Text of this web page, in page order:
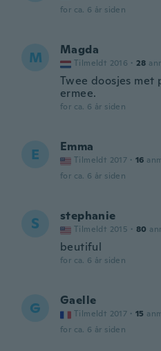
for ca. 6 år siden
M Magda
Tilmeldt 2016 · 28
Twee doosjes
ermee.
for ca. 6 år siden
E Emma
Tilmeldt 2017 · 16
for ca. 6 år siden
S stephanie
Tilmeldt 2015 · 80
beutiful
for ca. 6 år siden
G Gaelle
Tilmeldt 2017 · 15
for ca. 6 år siden